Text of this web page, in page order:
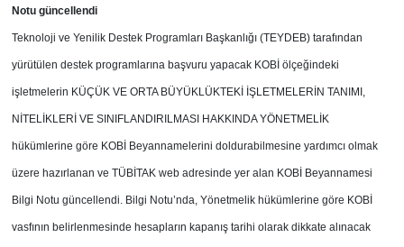
Notu güncellendi
Teknoloji ve Yenilik Destek Programları Başkanlığı (TEYDEB) tarafından
yürütülen destek programlarına başvuru yapacak KOBİ ölçeğindeki
işletmelerin KÜÇÜK VE ORTA BÜYÜKLÜKTEKİ İŞLETMELERİN TANIMI,
NİTELİKLERİ VE SINIFLANDIRILMASI HAKKINDA YÖNETMELİK
hükümlerine göre KOBİ Beyannamelerini doldurabilmesine yardımcı olmak
üzere hazırlanan ve TÜBİTAK web adresinde yer alan KOBİ Beyannamesi
Bilgi Notu güncellendi. Bilgi Notu’nda, Yönetmelik hükümlerine göre KOBİ
vasfının belirlenmesinde hesapların kapanış tarihi olarak dikkate alınacak